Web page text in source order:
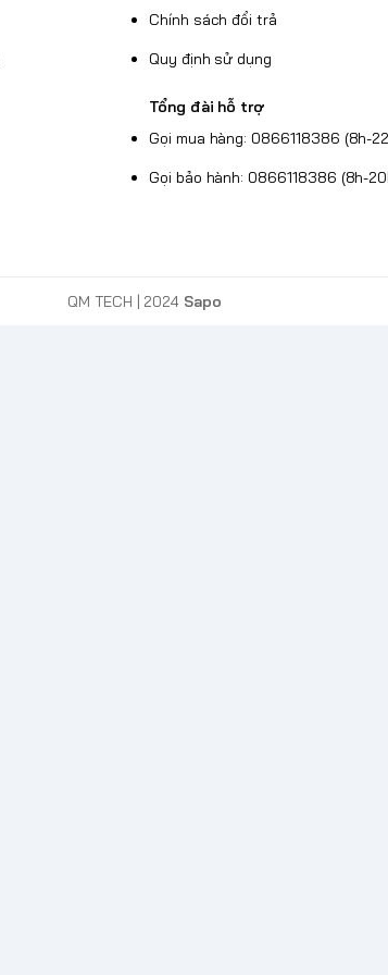
Chính sách đổi trả
Quy định sử dụng
Tổng đài hỗ trợ
Gọi mua hàng: 0866118386 (8h-
Gọi bảo hành: 0866118386 (8h-
QM TECH | 2024 Sapo